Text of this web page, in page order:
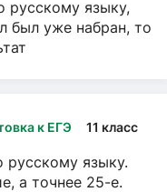
русскому языку,
был уже набран, то
к ЕГЭ 11 класс
русскому языку.
а точнее 25-е.